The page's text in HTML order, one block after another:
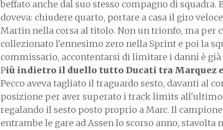
beffato anche dal suo stesso compagno di squadra.
doveva: chiudere quarto, portare a casa il giro
Martin nella corsa al titolo. Non un trionfo, ma per
collezionato l'ennesimo zero nella Sprint e poi la
commissario, accontentarsi di limitare i danni è già
Più indietro il duello tutto Ducati tra Marquez
Pecco aveva tagliato il traguardo sesto, davanti al
posizione per aver superato i track limits all'ultimo
regalando il sesto posto proprio a Marc. Il
entrambe le gare ad Assen lo scorso anno, stavolta